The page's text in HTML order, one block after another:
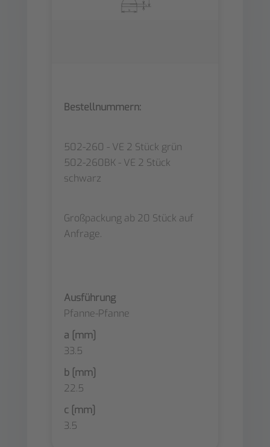
Bestellnummern:
502-260 - VE 2 Stück grün
502-260BK - VE 2 Stück
schwarz
Großpackung ab 20 Stück auf
Anfrage.
Ausführung
Pfanne-Pfanne
a [mm]
33.5
b [mm]
22.5
c [mm]
3.5